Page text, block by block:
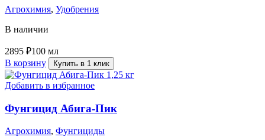
Агрохимия, Удобрения
В наличии
2895 ₽100 мл
В корзину
Купить в 1 клик
Добавить в избранное
Фунгицид Абига-Пик
Агрохимия, Фунгициды